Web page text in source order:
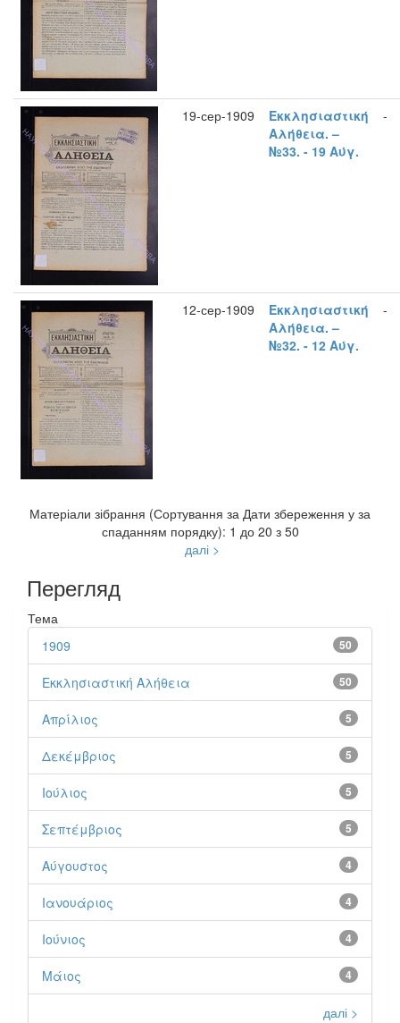
19-сер-1909
Εκκλησιαστική
Αλήθεια. –
№33. - 19 Αύγ.
-
12-сер-1909
Εκκλησιαστική
Αλήθεια. –
№32. - 12 Αύγ.
-
Матеріали зібрання (Сортування за Дати збереження у за
спаданням порядку): 1 до 20 з 50
далі >
Перегляд
Тема
50
1909
50
Εκκλησιαστική Αλήθεια
5
Απρίλιος
5
Δεκέμβριος
5
Ιούλιος
5
Σεπτέμβριος
4
Αύγουστος
4
Ιανουάριος
4
Ιούνιος
4
Μάιος
далі >